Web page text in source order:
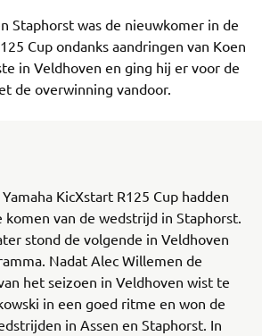
Staphorst was de nieuwkomer in de
Cup ondanks aandringen van Koen
in Veldhoven en ging hij er voor de
de overwinning vandoor.
KicXstart R125 Cup hadden
van de wedstrijd in Staphorst.
stond de volgende in Veldhoven
Nadat Alec Willemen de
het seizoen in Veldhoven wist te
in een goed ritme en won de
in Assen en Staphorst. In